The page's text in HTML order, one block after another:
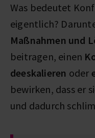
Was bedeutet
eigentlich?
Maßnahmen und
beitragen, einen
deeskalieren oder
bewirken, dass er
und dadurch